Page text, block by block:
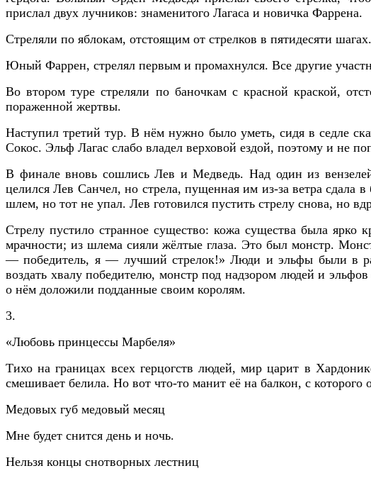
прислал двух лучников: знаменитого Лагаса и новичка Фаррена.
Стреляли по яблокам, отстоящим от стрелков в пятидесяти
Юный Фаррен, стрелял первым и промахнулся. Все другие
Во втором туре стреляли по баночкам с красной краской,
пораженной жертвы.
Наступил третий тур. В нём нужно было уметь, сидя в седле
Сокос. Эльф Лагас слабо владел верховой ездой, поэтому и не
В финале вновь сошлись Лев и Медведь. Над один из
целился Лев Санчел, но стрела, пущенная им из-за ветра сдала
шлем, но тот не упал. Лев готовился пустить стрелу снова, но
Стрелу пустило странное существо: кожа существа была
мрачности; из шлема сияли жёлтые глаза. Это был монстр.
— победитель, я — лучший стрелок!» Люди и эльфы были в
воздать хвалу победителю, монстр под надзором людей и
о нём доложили подданные своим королям.
3.
«Любовь принцессы Марбеля»
Тихо на границах всех герцогств людей, мир царит в
смешивает белила. Но вот что-то манит её на балкон, с
Медовых губ медовый месяц
Мне будет снится день и ночь.
Нельзя концы снотворных лестниц